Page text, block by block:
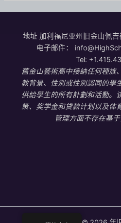
地址 加利福尼亚州旧金山佩
电子邮件：
Tel:
舊金山藝術高中接納任何種族
教背景、性別或性別認同的學
供給學生的所有計劃和活動。
策、奖学金和贷款计划以及体
管理方面不存在基于